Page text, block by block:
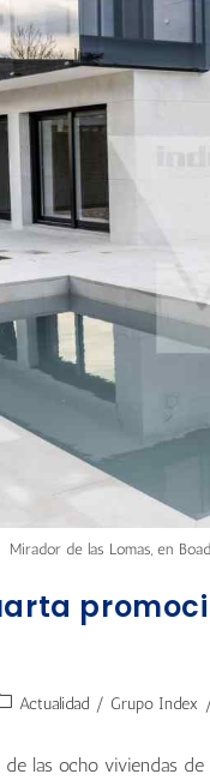
Mirador de las Lomas, en
Actualidad / Grupo Index
las ocho viviendas